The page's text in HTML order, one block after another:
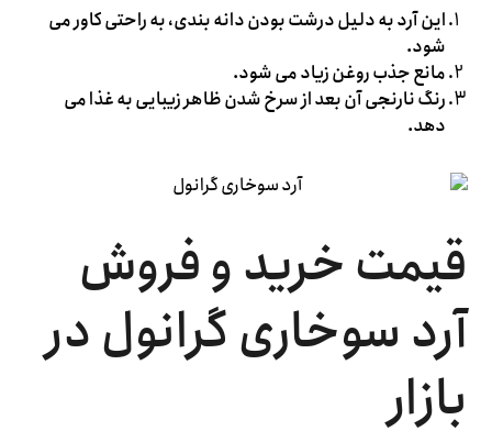
این آرد به دلیل درشت بودن دانه بندی، به راحتی کاور می
شود.
مانع جذب روغن زیاد می شود.
رنگ نارنجی آن بعد از سرخ شدن ظاهر زیبایی به غذا می
دهد.
قیمت خرید و فروش
آرد سوخاری گرانول در
بازار